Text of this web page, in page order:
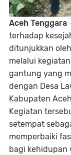
Aceh Tenggara
terhadap
ditunjukkan
melalui
gantung yang
dengan Desa
Kabupaten
Kegiatan
setempat
memperbaiki
bagi kehidupan